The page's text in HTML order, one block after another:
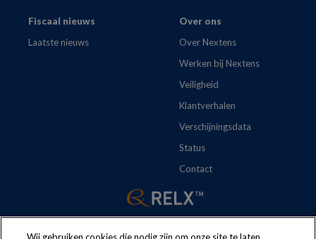
Fiscaal nieuws
Laatste nieuws
Over ons
Over Nextens
Werken bij Nextens
Veiligheid
Klantverhalen
Verschijningsdata
Status
Contact